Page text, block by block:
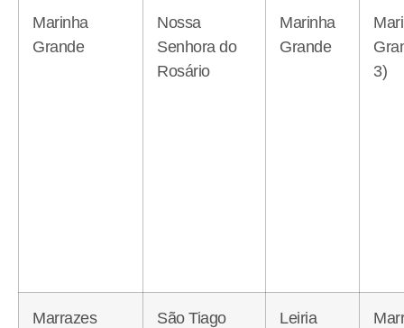
Marinha
Grande
Nossa
Senhora do
Rosário
Marinha
Grande
3)
Marrazes São Tiago Leiria